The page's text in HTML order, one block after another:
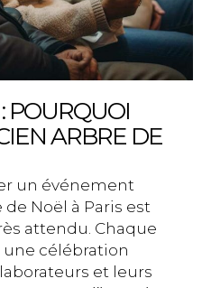
POURQUOI
ARBRE DE
un événement
de Noël à Paris est
attendu. Chaque
célébration
et leurs